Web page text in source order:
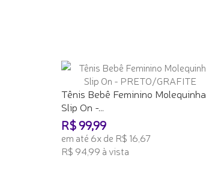
Tênis Bebê Feminino Molequinha
Slip On -...
R$ 99,99
em até 6x de R$ 16,67
R$ 94,99 à vista